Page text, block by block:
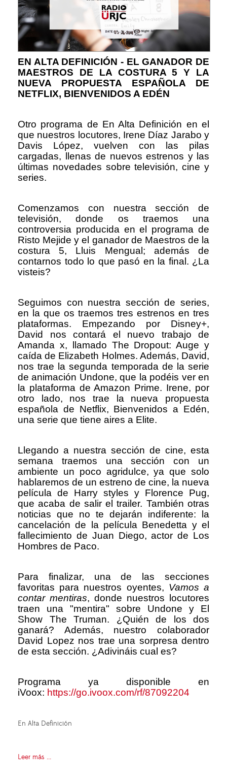
EN ALTA DEFINICIÓN - EL GANADOR DE
MAESTROS DE LA COSTURA 5 Y LA
NUEVA PROPUESTA ESPAÑOLA DE
NETFLIX, BIENVENIDOS A EDÉN
Otro programa de En Alta Definición en el
que nuestros locutores, Irene Díaz Jarabo y
Davis López, vuelven con las pilas
cargadas, llenas de nuevos estrenos y las
últimas novedades sobre televisión, cine y
series.
Comenzamos con nuestra sección de
televisión, donde os traemos una
controversia producida en el programa de
Risto Mejide y el ganador de Maestros de la
costura 5, Lluis Mengual; además de
contarnos todo lo que pasó en la final. ¿La
visteis?
Seguimos con nuestra sección de series,
en la que os traemos tres estrenos en tres
plataformas. Empezando por Disney+,
David nos contará el nuevo trabajo de
Amanda x, llamado The Dropout: Auge y
caída de Elizabeth Holmes. Además, David,
nos trae la segunda temporada de la serie
de animación Undone, que la podéis ver en
la plataforma de Amazon Prime. Irene, por
otro lado, nos trae la nueva propuesta
española de Netflix, Bienvenidos a Edén,
una serie que tiene aires a Elite.
Llegando a nuestra sección de cine, esta
semana traemos una sección con un
ambiente un poco agridulce, ya que solo
hablaremos de un estreno de cine, la nueva
película de Harry styles y Florence Pug,
que acaba de salir el trailer. También otras
noticias que no te dejarán indiferente: la
cancelación de la película Benedetta y el
fallecimiento de Juan Diego, actor de Los
Hombres de Paco.
Para finalizar, una de las secciones
favoritas para nuestros oyentes, Vamos a
contar mentiras, donde nuestros locutores
traen una "mentira" sobre Undone y El
Show The Truman. ¿Quién de los dos
ganará? Además, nuestro colaborador
David Lopez nos trae una sorpresa dentro
de esta sección. ¿Adivináis cual es?
Programa ya disponible en
iVoox: https://go.ivoox.com/rf/87092204
En Alta Definición
Leer más ...